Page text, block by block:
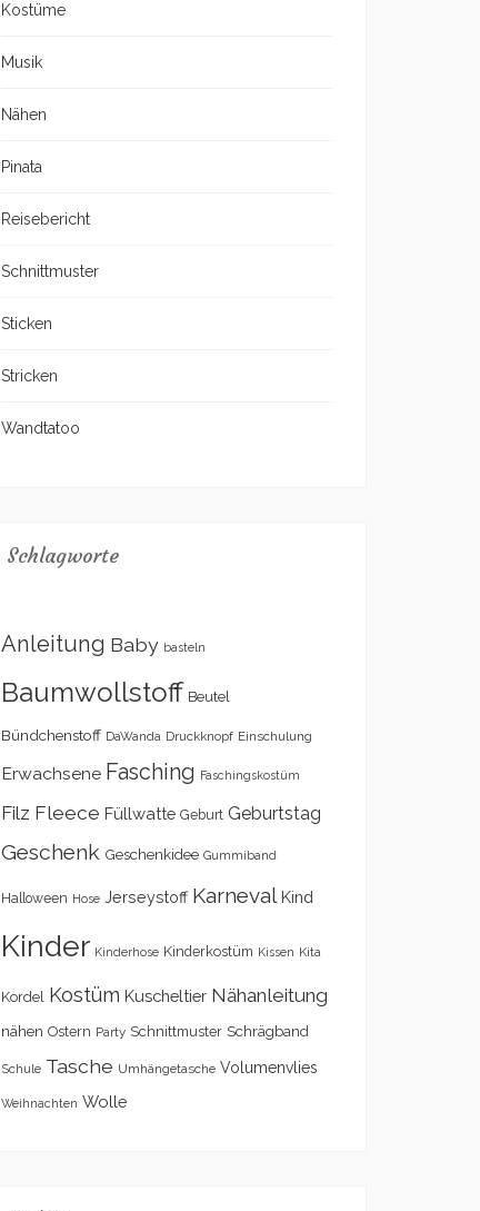
Kostüme
Musik
Nähen
Pinata
Reisebericht
Schnittmuster
Sticken
Stricken
Wandtatoo
Schlagworte
Anleitung Baby basteln
Baumwollstoff Beutel
Bündchenstoff DaWanda Druckknopf Einschulung
Erwachsene Fasching Faschingskostüm
Filz Fleece Füllwatte Geburt Geburtstag
Geschenk Geschenkidee Gummiband
Halloween Hose Jerseystoff Karneval Kind
Kinder Kinderhose Kinderkostüm Kissen Kita
Kordel Kostüm Kuscheltier Nähanleitung
nähen Ostern Party Schnittmuster Schrägband
Schule Tasche Umhängetasche Volumenvlies
Weihnachten Wolle